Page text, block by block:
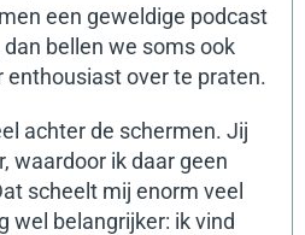
een geweldige podcast
bellen we soms ook
enthousiast over te praten.
achter de schermen. Jij
waardoor ik daar geen
scheelt mij enorm veel
wel belangrijker: ik vind